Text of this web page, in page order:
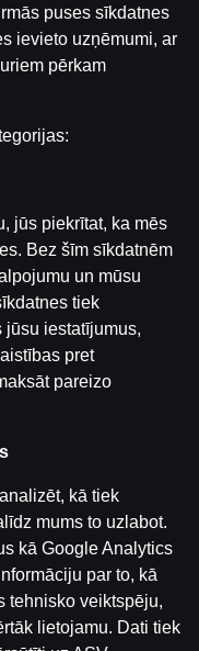
Dragons’ Lock
2
Wings of Ra
puses sīkdatnes
ievieto uzņēmumi, ar
pērkam
jūs piekrītat, ka mēs
Bez šīm sīkdatnēm
un mūsu
tiek
jūsu iestatījumus,
pret
pareizo
kā tiek
mums to uzlabot.
kā Google Analytics
par to, kā
tehnisko veiktspēju,
lietojamu. Dati tiek